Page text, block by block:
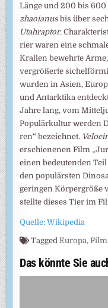
Länge und 200 bis
zhaoianus bis über
Utahraptor.
rier waren eine
Krallen bewehrte
ver­größerte
wurden in Asien,
und Antark­tika
Jahre lang, vom
Populär­kultur werden
ren“ bezeichnet.
erschienenen Film
einen bedeutenden
den populärsten
geringen Körpergröße
stellte dieses Tier im
Quelle: Wikipedia
TaggedEuropa,Film
Das könnte Sie